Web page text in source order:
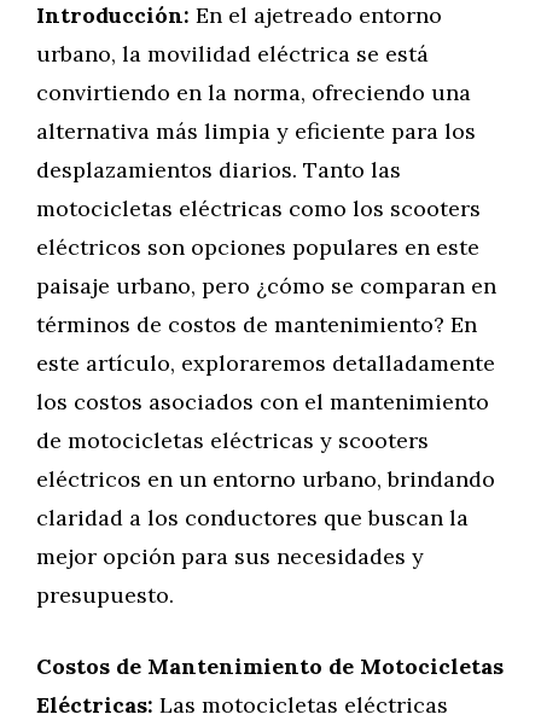
Introducción: En el ajetreado entorno
urbano, la movilidad eléctrica se está
convirtiendo en la norma, ofreciendo una
alternativa más limpia y eficiente para los
desplazamientos diarios. Tanto las
motocicletas eléctricas como los scooters
eléctricos son opciones populares en este
paisaje urbano, pero ¿cómo se comparan en
términos de costos de mantenimiento? En
este artículo, exploraremos detalladamente
los costos asociados con el mantenimiento
de motocicletas eléctricas y scooters
eléctricos en un entorno urbano, brindando
claridad a los conductores que buscan la
mejor opción para sus necesidades y
presupuesto.
Costos de Mantenimiento de Motocicletas
Eléctricas: Las motocicletas eléctricas